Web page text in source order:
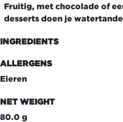
Fruitig, met chocolade of
desserts doen je
INGREDIENTS
ALLERGENS
Eieren
NET WEIGHT
80.0 g